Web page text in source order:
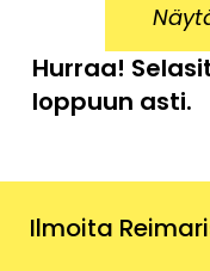
Hurraa!
loppuun asti.
Ilmoita